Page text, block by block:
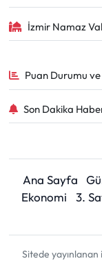
İzmir Namaz
Puan Durumu
Son Dakika
Ana Sayfa
Ekonomi
3.
Sitede